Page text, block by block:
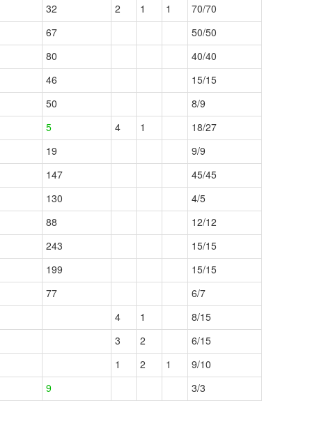
32 2 1 1
70/70
67
50/50
80
40/40
46
15/15
50
8/9
5 4 1
18/27
19
9/9
147
45/45
130
4/5
88
12/12
243
15/15
199
15/15
77
6/7
4 1
8/15
3 2
6/15
1 2 1
9/10
9 3/3